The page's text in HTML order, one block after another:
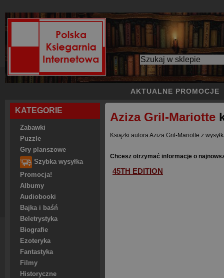
AKTUALNE PROMOCJE
KATEGORIE
Zabawki
Puzzle
Gry planszowe
Szybka wysyłka
Promocja!
Albumy
Audiobooki
Bajka i baśń
Beletrystyka
Biografie
Ezoteryka
Fantastyka
Filmy
Historyczne
Aziza Gril-Mariotte
Książki autora Aziza Gril-Mariotte z
Chcesz otrzymać informacje o
45TH EDITION